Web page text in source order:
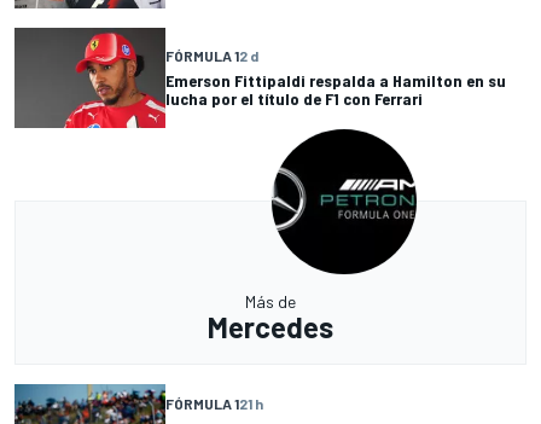
FÓRMULA 12 d
Emerson Fittipaldi respalda a Hamilton en su
lucha por el título de F1 con Ferrari
Más de
Mercedes
FÓRMULA 121 h